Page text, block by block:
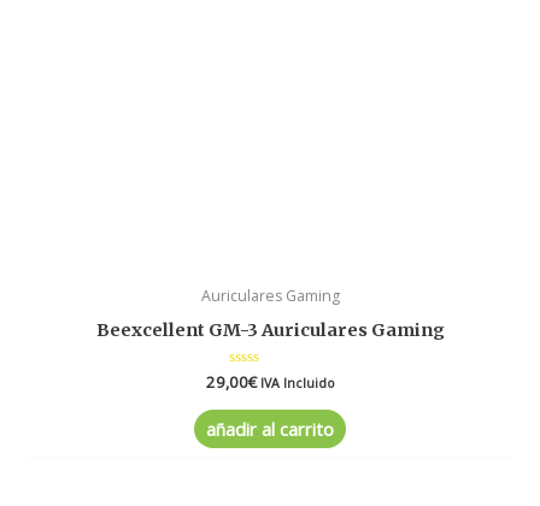
Auriculares Gaming
Beexcellent GM-3 Auriculares Gaming
Valorado
0
de
5
29,00€ IVA Incluido
añadir al carrito